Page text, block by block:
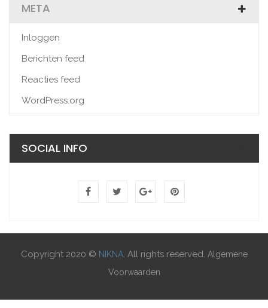
META
Inloggen
Berichten feed
Reacties feed
WordPress.org
SOCIAL INFO
Copyright 2020 © NIKNA. All rights reserved. Algemene
Voorwaarden